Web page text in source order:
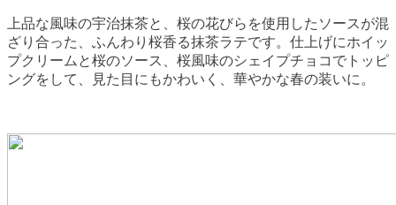
上品な風味の宇治抹茶と、桜の花びらを使用したソースが混
ざり合った、ふんわり桜香る抹茶ラテです。仕上げにホイッ
プクリームと桜のソース、桜風味のシェイプチョコでトッピ
ングをして、見た目にもかわいく、華やかな春の装いに。